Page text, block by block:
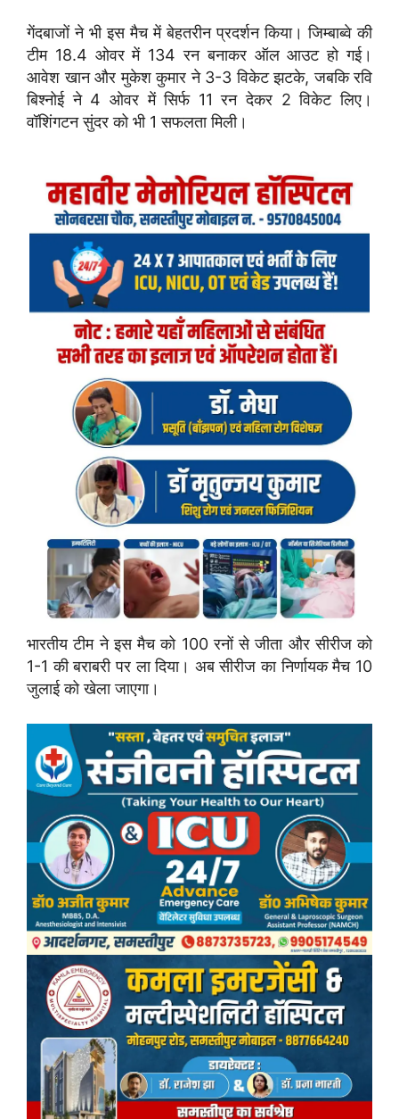
गेंदबाजों ने भी इस मैच में बेहतरीन प्रदर्शन किया। जिम्बाब्वे की
टीम 18.4 ओवर में 134 रन बनाकर ऑल आउट हो गई।
आवेश खान और मुकेश कुमार ने 3-3 विकेट झटके, जबकि रवि
बिश्नोई ने 4 ओवर में सिर्फ 11 रन देकर 2 विकेट लिए।
वॉशिंगटन सुंदर को भी 1 सफलता मिली।
भारतीय टीम ने इस मैच को 100 रनों से जीता और सीरीज को
1-1 की बराबरी पर ला दिया। अब सीरीज का निर्णायक मैच 10
जुलाई को खेला जाएगा।